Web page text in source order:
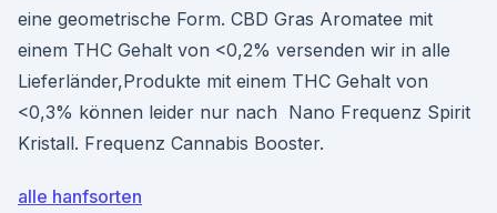
eine geometrische Form. CBD Gras Aromatee mit
einem THC Gehalt von <0,2% versenden wir in alle
Lieferländer,Produkte mit einem THC Gehalt von
<0,3% können leider nur nach Nano Frequenz Spirit
Kristall. Frequenz Cannabis Booster.
alle hanfsorten